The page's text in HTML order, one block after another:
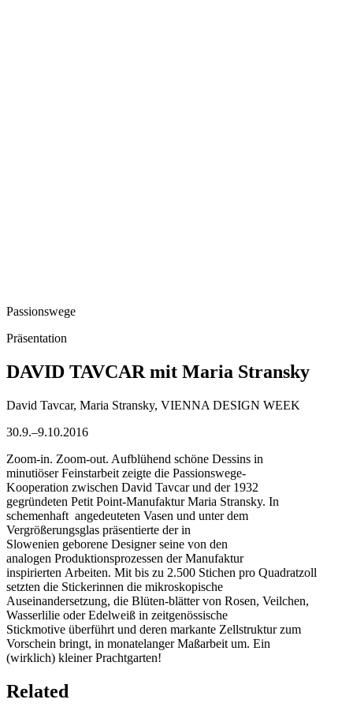
Passionswege
Präsentation
DAVID TAVCAR mit Maria Stransky
David Tavcar, Maria Stransky, VIENNA DESIGN WEEK
30.9.–9.10.2016
Zoom-in. Zoom-out. Aufblühend schöne Dessins in
minutiöser Feinstarbeit zeigte die Passionswege-
Kooperation zwischen David Tavcar und der 1932
gegründeten Petit Point-Manufaktur Maria Stransky. In
schemenhaft angedeuteten Vasen und unter dem
Vergrößerungsglas präsentierte der in
Slowenien geborene Designer seine von den
analogen Produktionsprozessen der Manufaktur
inspirierten Arbeiten. Mit bis zu 2.500 Stichen pro Quadratzoll
setzten die Stickerinnen die mikroskopische
Auseinandersetzung, die Blüten-blätter von Rosen, Veilchen,
Wasserlilie oder Edelweiß in zeitgenössische
Stickmotive überführt und deren markante Zellstruktur zum
Vorschein bringt, in monatelanger Maßarbeit um. Ein
(wirklich) kleiner Prachtgarten!
Related